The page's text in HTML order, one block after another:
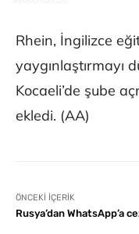
Rhein, İngilizce
yaygınlaştırmayı
Kocaeli’de şube
ekledi. (AA)
ÖNCEKI İÇERIK
Rusya’dan WhatsApp’a